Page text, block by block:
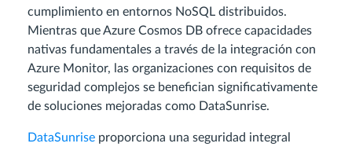
cumplimiento en entornos NoSQL distribuidos.
Mientras que Azure Cosmos DB ofrece capacidades
nativas fundamentales a través de la integración con
Azure Monitor, las organizaciones con requisitos de
seguridad complejos se benefician significativamente
de soluciones mejoradas como DataSunrise.
DataSunrise proporciona una seguridad integral